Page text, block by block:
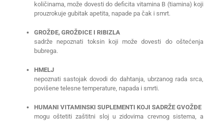
količinama, može dovesti do deficita vitamina B (tiamina) koji
prouzrokuje gubitak apetita, napade pa čak i smrt.
GROŽĐE, GROŽĐICE I RIBIZLA
sadrže nepoznati toksin koji može dovesti do oštećenja
bubrega.
HMELJ
nepoznati sastojak dovodi do dahtanja, ubrzanog rada srca,
povišene telesne temperature, napada i smrti.
HUMANI VITAMINSKI SUPLEMENTI KOJI SADRŽE GVOŽĐE
mogu oštetiti zaštitni sloj u zidovima crevnog sistema, a